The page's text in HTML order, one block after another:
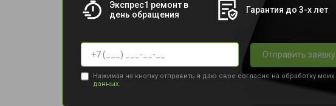
Экспрес1 ремонт в
день обращения
Гарантия до 3-х лет
Отправить заявку
Нажимая на кнопку отправить я даю свое согласие на обработку моих
данных.